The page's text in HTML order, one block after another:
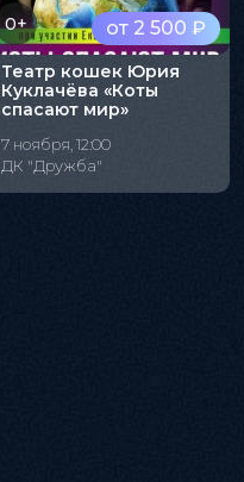
от 2 500 ₽
0+
Театр кошек Юрия
Куклачёва «Коты
спасают мир»
7 ноября, 12:00
ДК "Дружба"